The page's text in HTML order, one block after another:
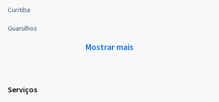
Curitiba
Guarulhos
Mostrar mais
Serviços